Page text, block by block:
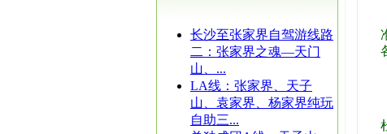
长沙至张家界自驾游线路
二：张家界之魂—天门
山、...
LA线：张家界、天子
山、袁家界、杨家界纯玩
自助三...